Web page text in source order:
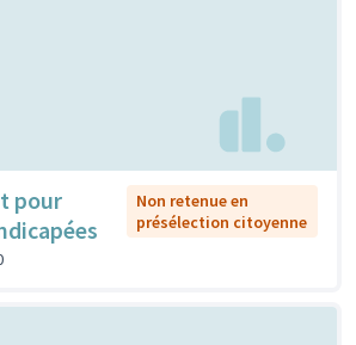
pour
Non retenue en
présélection citoyenne